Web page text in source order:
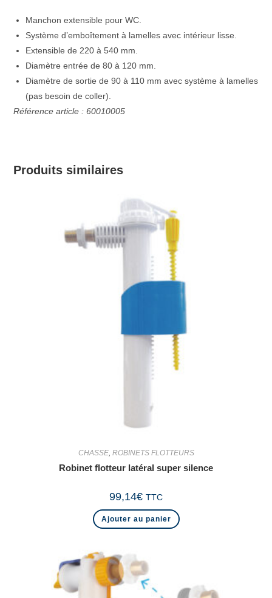
Manchon extensible pour WC.
Système d’emboîtement à lamelles avec intérieur lisse.
Extensible de 220 à 540 mm.
Diamètre entrée de 80 à 120 mm.
Diamètre de sortie de 90 à 110 mm avec système à lamelles
(pas besoin de coller).
Référence article : 60010005
Produits similaires
CHASSE, ROBINETS FLOTTEURS
Robinet flotteur latéral super silence
99,14€ TTC
Ajouter au panier